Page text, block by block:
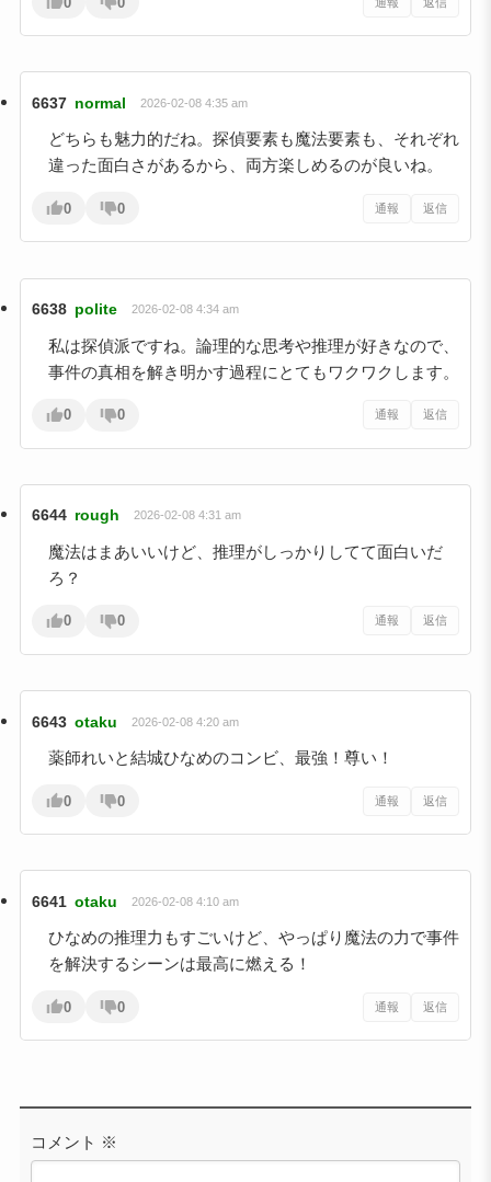
6637 normal 2026-02-08 4:35 am
どちらも魅力的だね。探偵要素も魔法要素も、それぞれ
違った面白さがあるから、両方楽しめるのが良いね。
0 0 通報 返信
6638 polite 2026-02-08 4:34 am
私は探偵派ですね。論理的な思考や推理が好きなので、
事件の真相を解き明かす過程にとてもワクワクします。
0 0 通報 返信
6644 rough 2026-02-08 4:31 am
魔法はまあいいけど、推理がしっかりしてて面白いだ
ろ？
0 0 通報 返信
6643 otaku 2026-02-08 4:20 am
薬師れいと結城ひなめのコンビ、最強！尊い！
0 0 通報 返信
6641 otaku 2026-02-08 4:10 am
ひなめの推理力もすごいけど、やっぱり魔法の力で事件
を解決するシーンは最高に燃える！
0 0 通報 返信
コメント ※